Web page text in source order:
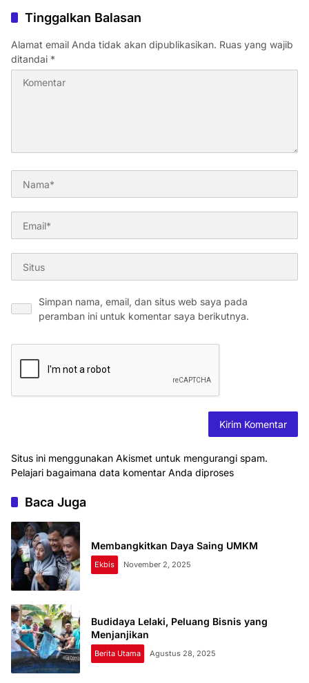
Tinggalkan Balasan
Alamat email Anda tidak akan dipublikasikan. Ruas yang wajib
ditandai *
Simpan nama, email, dan situs web saya pada
peramban ini untuk komentar saya berikutnya.
Situs ini menggunakan Akismet untuk mengurangi spam.
Pelajari bagaimana data komentar Anda diproses
Baca Juga
Membangkitkan Daya Saing UMKM
Ekbis November 2, 2025
Budidaya Lelaki, Peluang Bisnis yang
Menjanjikan
Berita Utama Agustus 28, 2025